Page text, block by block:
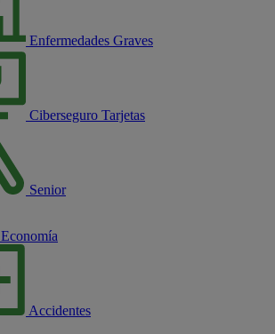
Enfermedades Graves
Ciberseguro Tarjetas
Senior
Economía
Accidentes